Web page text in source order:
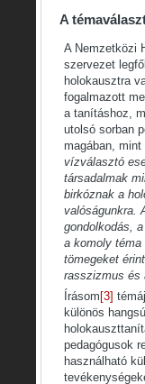
A
A Nemzetközi
szervezet
holokausztra
fogalmazott
a tanításhoz,
utolsó sorban
magában,
vízválasztó
társadalmak
birkóznak a
valóságunkra.
gondolkodás,
a komoly
tömegeket
rasszizmus és
Írásom [3]
különös
pedagógusok
használható